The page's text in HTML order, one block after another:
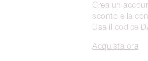
Crea un
sconto e la
Usa il codice
Acquista ora